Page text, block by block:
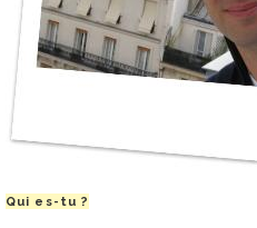
Qui es-tu ?